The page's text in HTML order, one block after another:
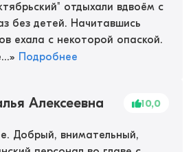
отдыхали вдвоём с
без детей. Начитавшись
ехала с некоторой опаской.
» Подробнее
Алексеевна 10,0
Добрый, внимательный,